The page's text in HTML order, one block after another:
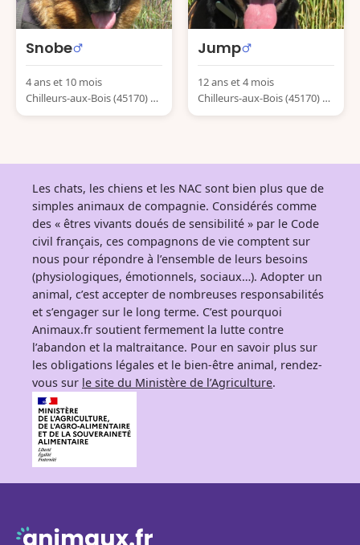
Snobe
4 ans et 10 mois
Chilleurs-aux-Bois (45170) Fr
ance
Jump
12 ans et 4 mois
Chilleurs-aux-Bois (45170) Fr
ance
Les chats, les chiens et les NAC sont bien plus que de
simples animaux de compagnie. Considérés comme
des « êtres vivants doués de sensibilité » par le Code
civil français, ces compagnons de vie comptent sur
nous pour répondre à l’ensemble de leurs besoins
(physiologiques, émotionnels, sociaux…). Adopter un
animal, c’est accepter de nombreuses responsabilités
et s’engager sur le long terme. C’est pourquoi
Animaux.fr soutient fermement la lutte contre
l’abandon et la maltraitance. Pour en savoir plus sur
les obligations légales et le bien-être animal, rendez-
vous sur le site du Ministère de l’Agriculture.